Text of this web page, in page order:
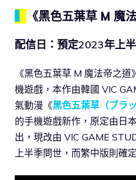
《黑色五葉草 M 魔
配信日：預定2023年上
《黑色五葉草 M 魔法帝之
機遊戲，本作由韓國 VIC
氣動漫《黑色五葉草（ブラ
的手機遊戲新作，原定由日
出，現改由 VIC GAME
上半季問世，而繁中版則確